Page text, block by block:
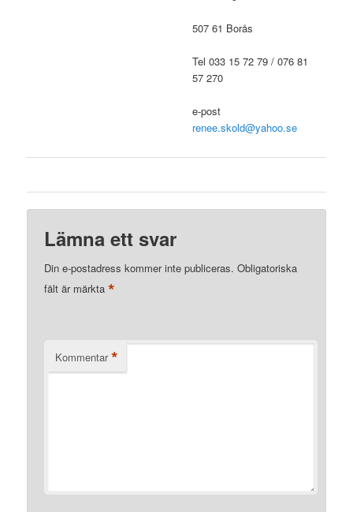
507 61 Borås
Tel 033 15 72 79 / 076 81
57 270
e-post
renee.skold@yahoo.se
Lämna ett svar
Din e-postadress kommer inte publiceras. Obligatoriska
fält är märkta*
Kommentar *